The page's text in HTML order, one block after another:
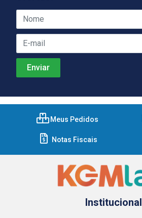
Meus Pedidos
Notas Fiscais
Institucional